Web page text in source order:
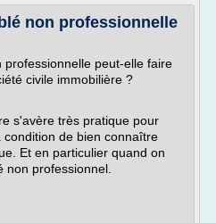
non professionnelle
peut-elle faire
civile immobilière ?
s'avère très pratique pour
de bien connaître
Et en particulier quand on
non professionnel.